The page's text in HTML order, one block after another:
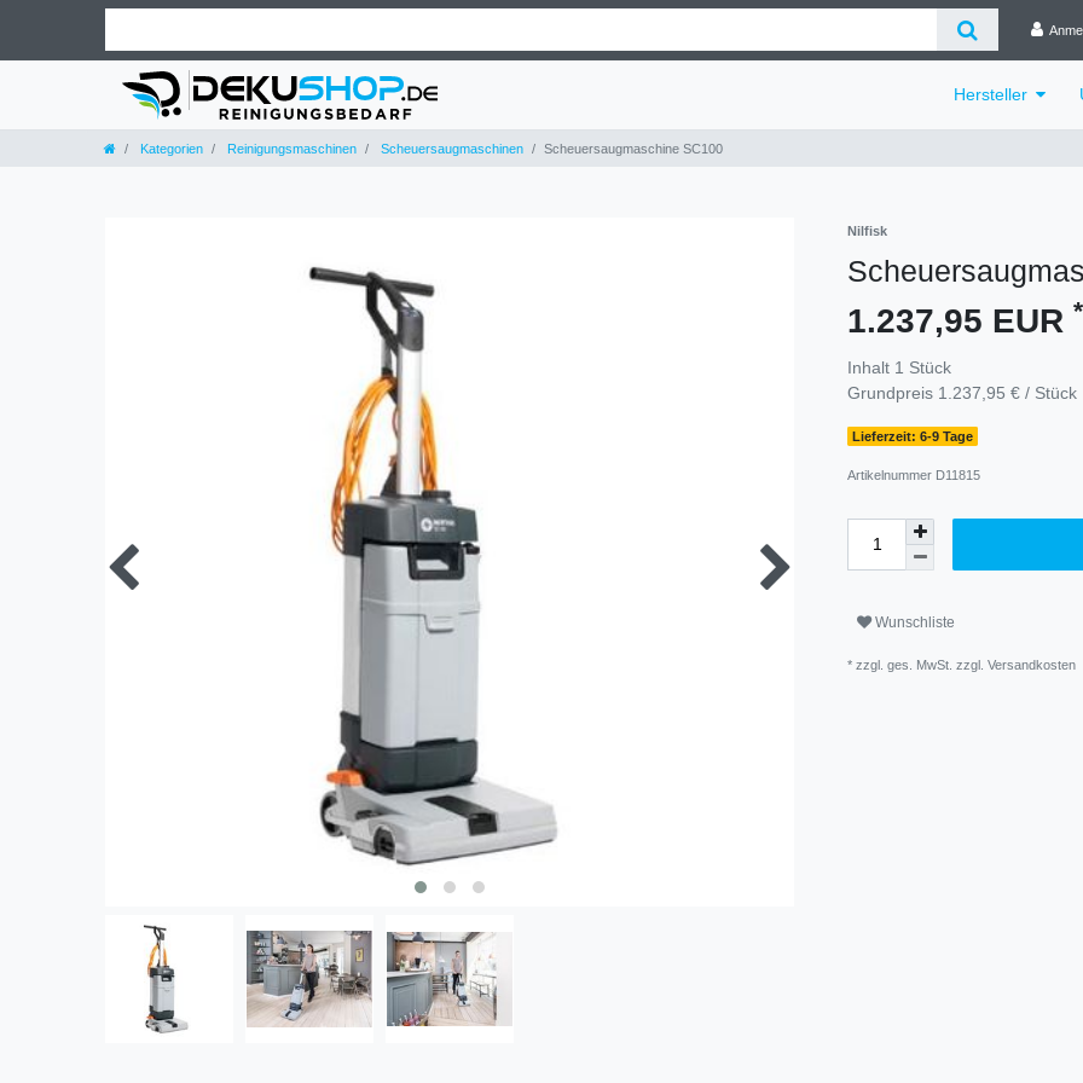
Hersteller
Kategorien Reinigungsmaschinen Scheuersaugmaschinen Scheuersaugmaschine SC100
Nilfisk
1.237,95 EUR *
Inhalt 1 Stück
Grundpreis 1.237,95 € / Stück
Lieferzeit: 6-9 Tage
Artikelnummer D11815
Wunschliste
* zzgl. ges. MwSt. zzgl. Versandkosten